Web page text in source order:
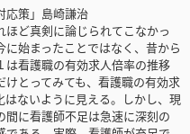
応策」島崎謙治
ど真剣に論じられてこなかっ
始まったことではなく、昔から
は看護職の有効求人倍率の推移
とってみても、看護職の有効求
ないように見える。しかし、現
に看護師不足は急速に深刻の